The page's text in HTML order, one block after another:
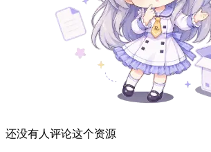
还没有人评论这个资源